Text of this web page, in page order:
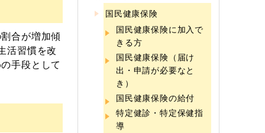
合が増加傾
活習慣を改
手段として
国民健康保険
国民健康保険に加入で
きる方
国民健康保険（届け
出・申請が必要なと
き）
国民健康保険の給付
特定健診・特定保健指
導